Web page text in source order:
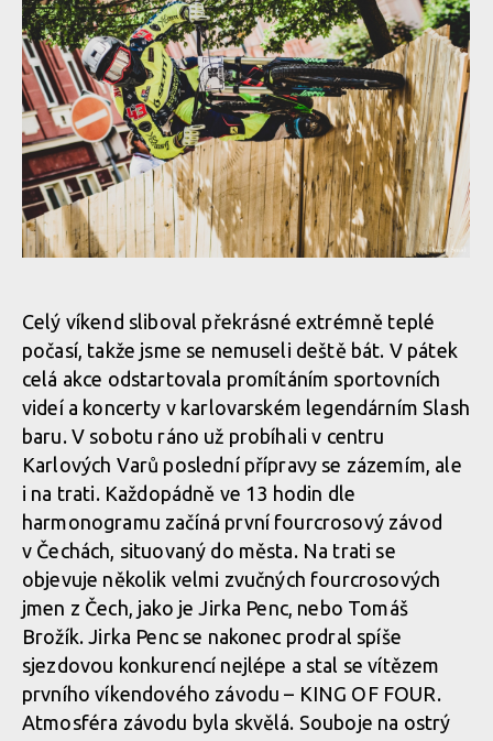
Report: Erik Irmisch ukořistil King of City Downhill
Report: Erik Irmisch ukořistil King of City Downhill
Report: Erik Irmisch ukořistil King of City Downhill
Report: Erik Irmisch ukořistil King of City Downhill
Celý víkend sliboval překrásné extrémně teplé
počasí, takže jsme se nemuseli deště bát. V pátek
celá akce odstartovala promítáním sportovních
videí a koncerty v karlovarském legendárním Slash
baru. V sobotu ráno už probíhali v centru
Karlových Varů poslední přípravy se zázemím, ale
i na trati. Každopádně ve 13 hodin dle
harmonogramu začíná první fourcrosový závod
v Čechách, situovaný do města. Na trati se
objevuje několik velmi zvučných fourcrosových
jmen z Čech, jako je Jirka Penc, nebo Tomáš
Brožík. Jirka Penc se nakonec prodral spíše
sjezdovou konkurencí nejlépe a stal se vítězem
prvního víkendového závodu – KING OF FOUR.
Atmosféra závodu byla skvělá. Souboje na ostrý